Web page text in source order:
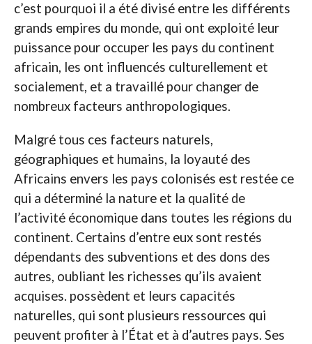
c’est pourquoi il a été divisé entre les différents
grands empires du monde, qui ont exploité leur
puissance pour occuper les pays du continent
africain, les ont influencés culturellement et
socialement, et a travaillé pour changer de
nombreux facteurs anthropologiques.
Malgré tous ces facteurs naturels,
géographiques et humains, la loyauté des
Africains envers les pays colonisés est restée ce
qui a déterminé la nature et la qualité de
l’activité économique dans toutes les régions du
continent. Certains d’entre eux sont restés
dépendants des subventions et des dons des
autres, oubliant les richesses qu’ils avaient
acquises. possèdent et leurs capacités
naturelles, qui sont plusieurs ressources qui
peuvent profiter à l’État et à d’autres pays. Ses